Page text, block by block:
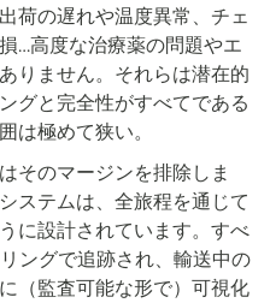
荷の遅れや温度異常、チェ
…高度な治療薬の問題やエ
りません。それらは潜在的
グと完全性がすべてである
は極めて狭い。
そのマージンを排除しま
ステムは、全旅程を通じて
に設計されています。すべ
ングで追跡され、輸送中の
（監査可能な形で）可視化